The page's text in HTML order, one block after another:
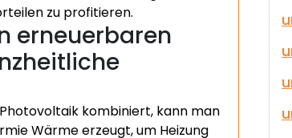
zu profitieren.
erneuerbaren
kombiniert, kann man
Wärme erzeugt, um Heizung